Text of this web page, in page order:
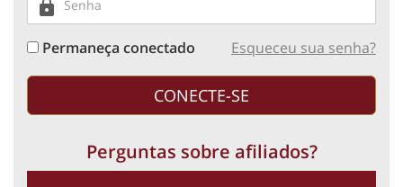
Permaneça conectado Esqueceu sua senha?
Perguntas sobre afiliados?